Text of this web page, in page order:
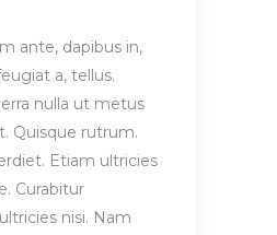
ante, dapibus in,
a, tellus.
nulla ut metus
Quisque rutrum.
Etiam ultricies
Curabitur
nisi. Nam